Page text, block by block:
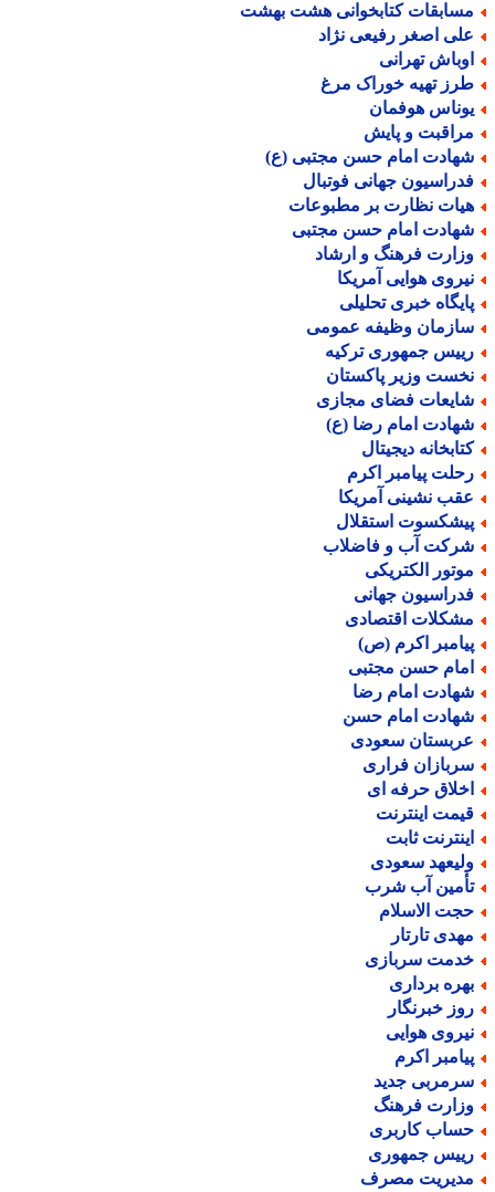
کتابخوانی هشت بهشت
اصغر رفیعی نژاد
تهرانی
تهیه خوراک مرغ
هوفمان
و پایش
امام حسن مجتبی (ع)
جهانی فوتبال
نظارت بر مطبوعات
امام حسن مجتبی
فرهنگ و ارشاد
هوایی آمریکا
خبری تحلیلی
وظیفه عمومی
جمهوری ترکیه
وزیر پاکستان
فضای مجازی
امام رضا (ع)
دیجیتال
پیامبر اکرم
نشینی آمریکا
استقلال
آب و فاضلاب
الکتریکی
جهانی
اقتصادی
اکرم (ص)
حسن مجتبی
امام رضا
امام حسن
سعودی
فراری
حرفه ای
اینترنت
ثابت
سعودی
آب شرب
الاسلام
تارتار
سربازی
برداری
خبرنگار
هوایی
اکرم
جدید
فرهنگ
کاربری
جمهوری
مصرف